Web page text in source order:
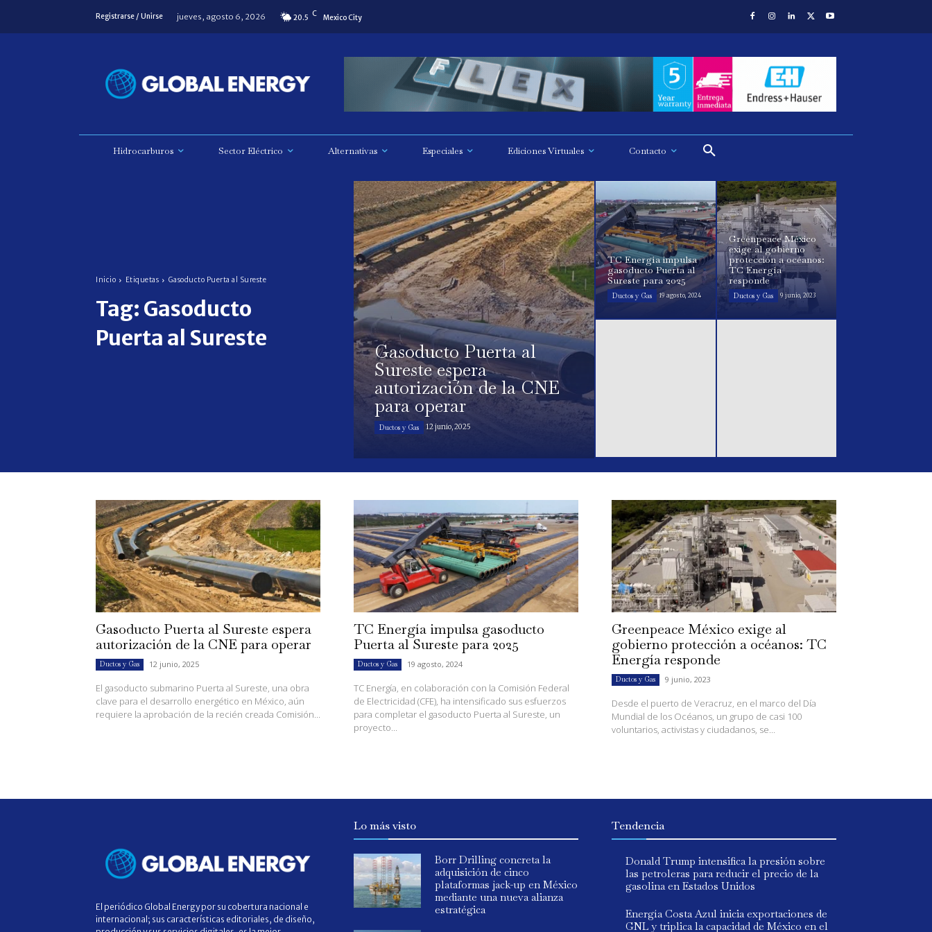
Registrarse / Unirse jueves, agosto 6, 2026 20.5 C Mexico City
Hidrocarburos Sector Eléctrico Alternativas Especiales Ediciones Virtuales Contacto
Inicio Etiquetas Gasoducto Puerta al Sureste
Tag: Gasoducto
Puerta al Sureste
Gasoducto Puerta al
Sureste espera
autorización de la CNE
para operar
Ductos y Gas 12 junio, 2025
TC Energía impulsa
gasoducto Puerta al
Sureste para 2025
Ductos y Gas 19 agosto, 2024
Greenpeace México
exige al gobierno
protección a océanos:
TC Energía
responde
Ductos y Gas 9 junio, 2023
Gasoducto Puerta al Sureste espera
autorización de la CNE para operar
Ductos y Gas 12 junio, 2025
El gasoducto submarino Puerta al Sureste, una obra
clave para el desarrollo energético en México, aún
requiere la aprobación de la recién creada Comisión...
TC Energía impulsa gasoducto
Puerta al Sureste para 2025
Ductos y Gas 19 agosto, 2024
TC Energía, en colaboración con la Comisión Federal
de Electricidad (CFE), ha intensificado sus esfuerzos
para completar el gasoducto Puerta al Sureste, un
proyecto...
Greenpeace México exige al
gobierno protección a océanos: TC
Energía responde
Ductos y Gas 9 junio, 2023
Desde el puerto de Veracruz, en el marco del Día
Mundial de los Océanos, un grupo de casi 100
voluntarios, activistas y ciudadanos, se...
El periódico Global Energy por su cobertura nacional e
internacional; sus características editoriales, de diseño,
Lo más visto
Borr Drilling concreta la
adquisición de cinco
plataformas jack-up en México
mediante una nueva alianza
estratégica
Tendencia
Donald Trump intensifica la presión sobre
las petroleras para reducir el precio de la
gasolina en Estados Unidos
Energía Costa Azul inicia exportaciones de
GNL y triplica la capacidad de México en el